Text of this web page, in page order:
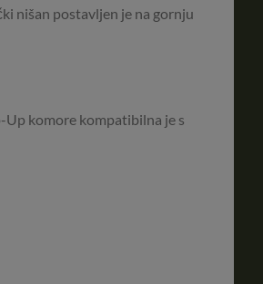
nišan postavljen je na gornju
Up komore kompatibilna je s